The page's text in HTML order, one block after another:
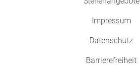
Impressum
Datenschutz
Barrierefreiheit